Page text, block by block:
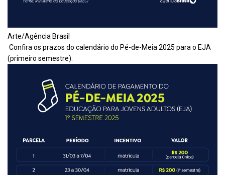
Arte/Agência Brasil
Confira os prazos do calendário do Pé-de-Meia 2025 para o EJA
(primeiro semestre):